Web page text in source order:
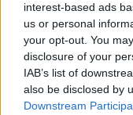
interest-based ads
us or personal
your opt-out. You
disclosure of your
IAB’s list of
also be disclosed by
Downstream
ΚΟΣΜΟΣ 13/06/2026
Η περιουσία
χωρών: Δείτε τι
δολάρια